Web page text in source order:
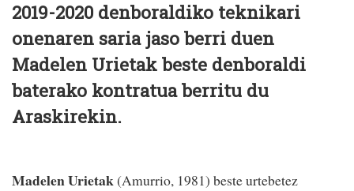
2019-2020 denboraldiko teknikari
onenaren saria jaso berri duen
Madelen Urietak beste denboraldi
baterako kontratua berritu du
Araskirekin.
Madelen Urietak(Amurrio, 1981) beste urtebetez